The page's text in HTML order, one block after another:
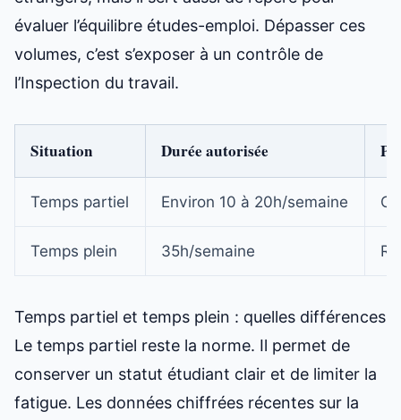
évaluer l’équilibre études-emploi. Dépasser ces
volumes, c’est s’exposer à un contrôle de
l’Inspection du travail.
Situation Durée autorisée
Temps partiel Environ 10 à 20h/semaine
Temps plein 35h/semaine
Temps partiel et temps plein : quelles différences
Le temps partiel reste la norme. Il permet de
conserver un statut étudiant clair et de limiter la
fatigue. Les données chiffrées récentes sur la